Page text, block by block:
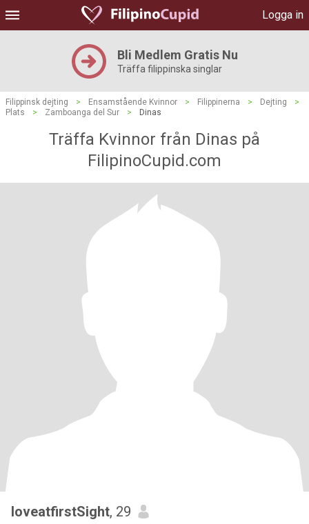
Logga in
Bli Medlem Gratis Nu
Träffa filippinska singlar
Filippinsk dejting > Ensamstående Kvinnor > Filippinerna > Dejting
>
Plats
> Zamboanga del Sur > Dinas
Träffa Kvinnor från Dinas på
FilipinoCupid.com
loveatfirstSight, 29